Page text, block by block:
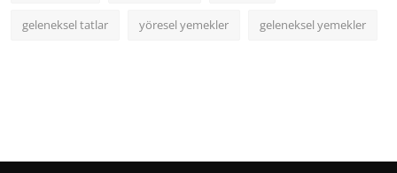
geleneksel tatlar yöresel yemekler geleneksel yemekler